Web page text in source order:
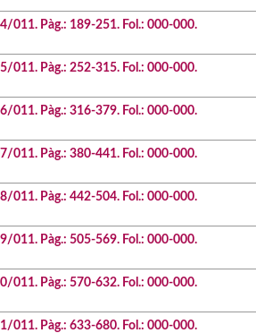
011. Pàg.: 189-251. Fol.: 000-000.
011. Pàg.: 252-315. Fol.: 000-000.
011. Pàg.: 316-379. Fol.: 000-000.
011. Pàg.: 380-441. Fol.: 000-000.
011. Pàg.: 442-504. Fol.: 000-000.
011. Pàg.: 505-569. Fol.: 000-000.
011. Pàg.: 570-632. Fol.: 000-000.
011. Pàg.: 633-680. Fol.: 000-000.